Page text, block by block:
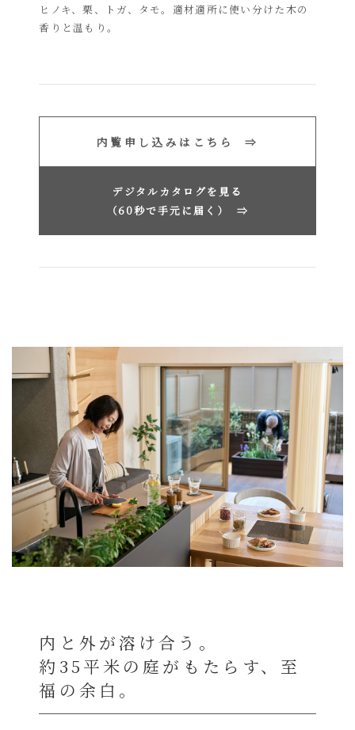
ヒノキ、栗、トガ、タモ。適材適所に使い分けた木の
香りと温もり。
内覧申し込みはこちら ⇒
デジタルカタログを見る
（60秒で手元に届く）
⇒
内と外が溶け合う。
約35平米の庭がもたらす、至
福の余白。